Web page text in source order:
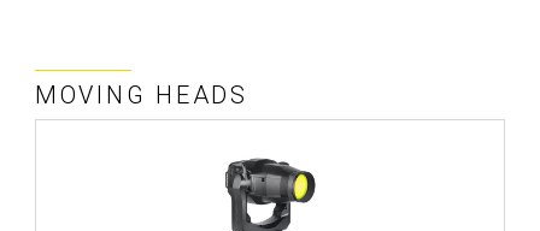
MOVING HEADS